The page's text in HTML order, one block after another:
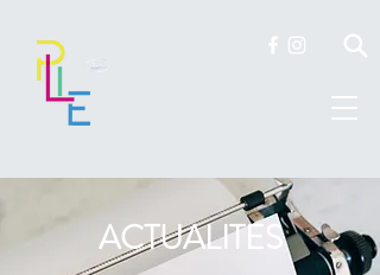
ACTUALITES